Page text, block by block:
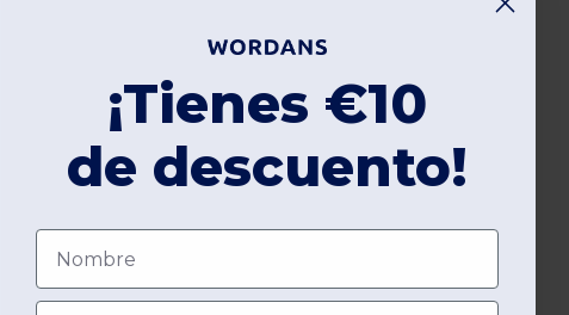
¡Tienes €10
de descuento!
Nombre